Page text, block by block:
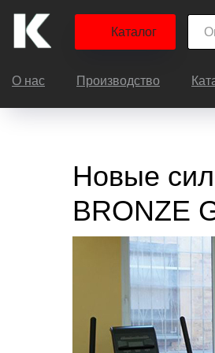
Каталог
О нас Производство
Новые
BRONZE